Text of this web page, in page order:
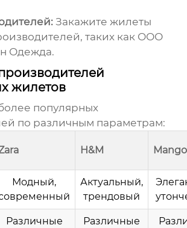
Закажите жилеты
таких как ООО
Одежда.
жилетов
популярных
по различным параметрам:
H&M Mango
Модный,
Актуальный,
трендовый
Различные Различные